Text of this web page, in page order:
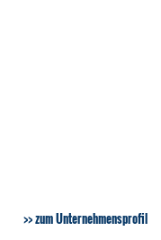
zum Unternehmensprofil